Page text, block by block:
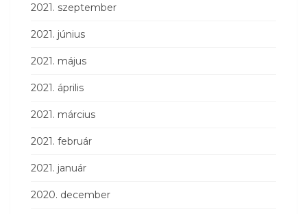
2021. szeptember
2021. június
2021. május
2021. április
2021. március
2021. február
2021. január
2020. december